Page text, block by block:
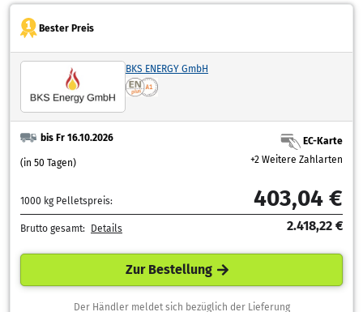
Bester Preis
BKS ENERGY GmbH
bis Fr 16.10.2026
(in 50 Tagen)
EC-Karte
+2 Weitere Zahlarten
1000 kg Pelletspreis: 403,04 €
Brutto gesamt: Details 2.418,22 €
Zur Bestellung
Der Händler meldet sich bezüglich der Lieferung